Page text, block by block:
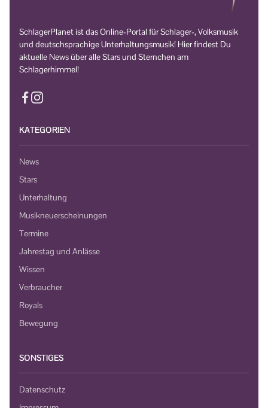
SchlagerPlanet ist das Online-Portal für Schlager-, Volksmusik
und deutschsprachige Unterhaltungsmusik! Hier findest Du
aktuelle News über alle Stars und Sternchen am
Schlagerhimmel!
KATEGORIEN
News
Stars
Unterhaltung
Musikneuerscheinungen
Termine
Jahrestag und Anlässe
Wissen
Verbraucher
Royals
Bewegung
SONSTIGES
Datenschutz